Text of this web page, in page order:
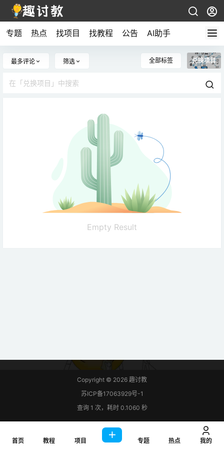
专题 热点 找项目 找教程 公告 AI助手
最多评论 筛选 全部标签 兑换项目
Empty Result
Copyright © 2026 趣讨教
苏ICP备17063929号-1
查询 1 次，耗时 0.1060 秒
首页 教程 项目 专题 热点 我的